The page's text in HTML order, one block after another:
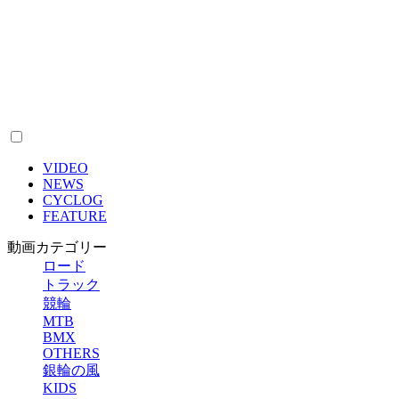
VIDEO
NEWS
CYCLOG
FEATURE
動画カテゴリー
ロード
トラック
競輪
MTB
BMX
OTHERS
銀輪の風
KIDS